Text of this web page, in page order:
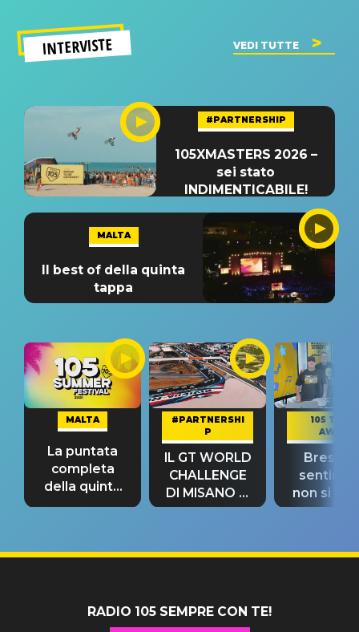
INTERVISTE VEDI TUTTE
#PARTNERSHIP
105XMASTERS 2026 –
sei stato
INDIMENTICABILE!
MALTA
Il best of della quinta
tappa
MALTA
La puntata
completa
della quinta
tappa
#PARTNERSHI
P
IL GT WORLD
CHALLENGE
DI MISANO si
riconferma
105 TAKE
AWAY
Bresh:
non si
fino alla
RADIO 105 SEMPRE CON TE!